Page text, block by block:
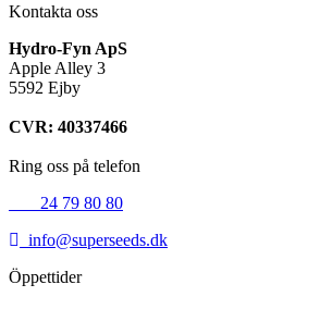
Kontakta oss
Hydro-Fyn ApS
Apple Alley 3
5592 Ejby
CVR: 40337466
Ring oss på telefon
24 79 80 80
info@superseeds.dk
Öppettider